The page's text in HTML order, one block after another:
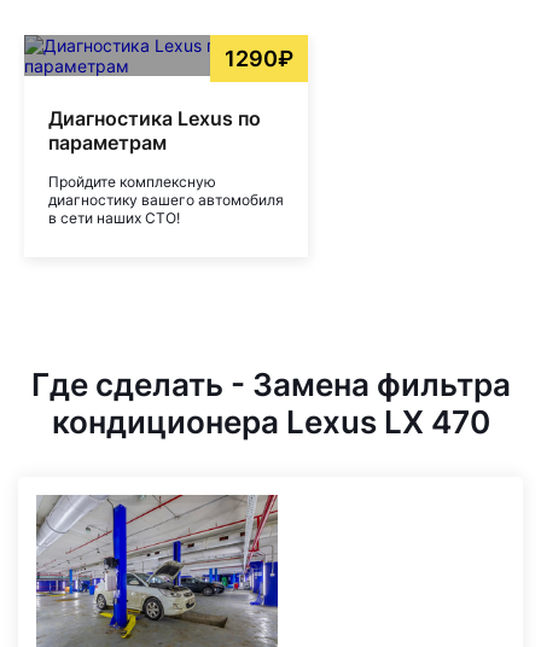
1290₽
Диагностика Lexus по
параметрам
Пройдите комплексную
диагностику вашего автомобиля
в сети наших СТО!
Где сделать - Замена фильтра
кондиционера Lexus LX 470